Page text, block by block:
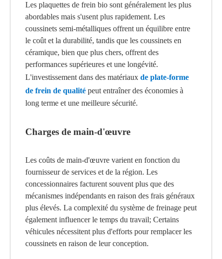
Les plaquettes de frein bio sont généralement les plus
abordables mais s'usent plus rapidement. Les
coussinets semi-métalliques offrent un équilibre entre
le coût et la durabilité, tandis que les coussinets en
céramique, bien que plus chers, offrent des
performances supérieures et une longévité.
L'investissement dans des matériaux de plate-forme
de frein de qualité peut entraîner des économies à
long terme et une meilleure sécurité.
Charges de main-d'œuvre
Les coûts de main-d'œuvre varient en fonction du
fournisseur de services et de la région. Les
concessionnaires facturent souvent plus que des
mécanismes indépendants en raison des frais généraux
plus élevés. La complexité du système de freinage peut
également influencer le temps du travail; Certains
véhicules nécessitent plus d'efforts pour remplacer les
coussinets en raison de leur conception.